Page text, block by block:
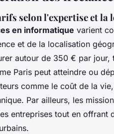
selon l'expertise et la
en informatique varient
et de la localisation
autour de 350 € par jour,
Paris peut atteindre ou
comme le coût de la
Par ailleurs, les
entreprises tout en offrant